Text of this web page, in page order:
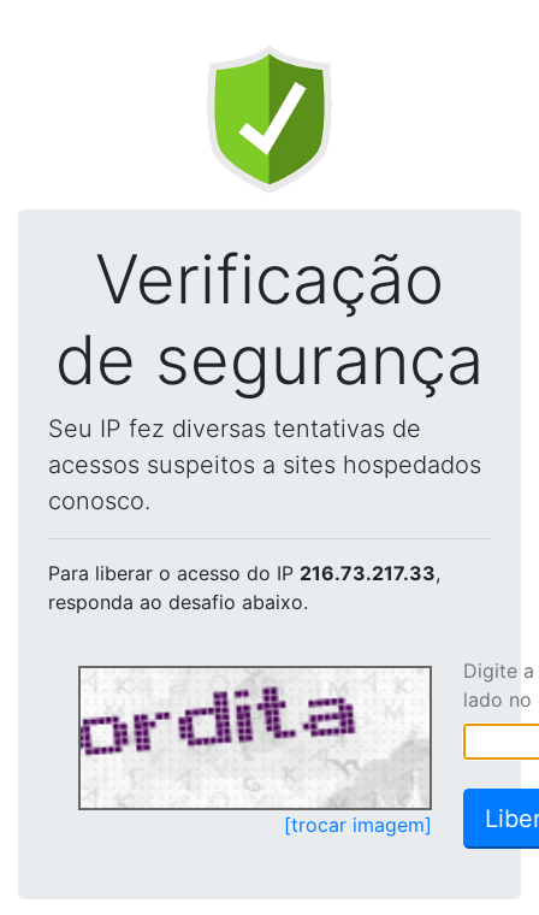
Verificação
de segurança
Seu IP fez diversas tentativas de
acessos suspeitos a sites hospedados
conosco.
Para liberar o acesso do IP 216.73.217.33,
responda ao desafio abaixo.
[trocar imagem]
Digite
lado no